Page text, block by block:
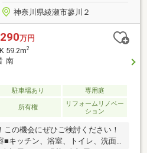
神奈川県綾瀬市蓼川２
万円
59.2m2
南
駐車場あり 専用庭
所有権
リフォームリノベー
ション
この機会にぜひご検討ください！
■キッチン、浴室、トイレ、洗面